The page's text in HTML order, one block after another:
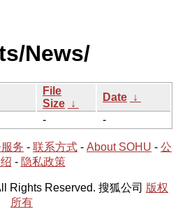
News/
File
Size ↓
Date ↓
- -
务 - 联系方式 - About SOHU - 公
- 隐私政策
Rights Reserved. 搜狐公司 版权
所有